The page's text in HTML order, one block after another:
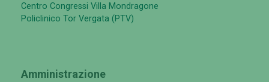
Centro Congressi Villa Mondragone
Policlinico Tor Vergata (PTV)
Amministrazione